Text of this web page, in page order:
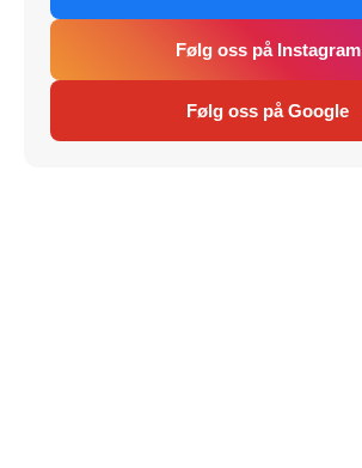
Følg oss på Instagram
Følg oss på Google